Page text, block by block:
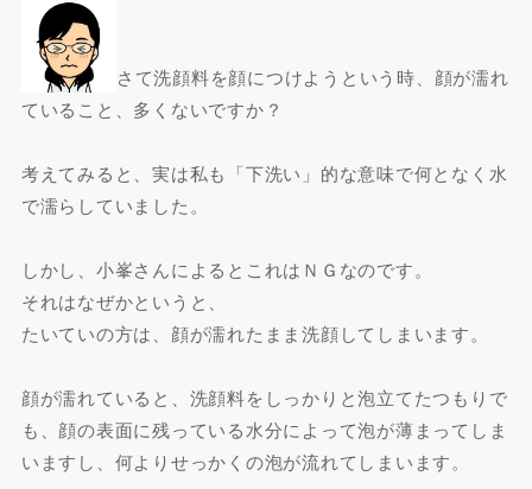
さて洗顔料を顔につけようという時、顔が濡れ
ていること、多くないですか？
考えてみると、実は私も「下洗い」的な意味で何となく水
で濡らしていました。
しかし、小峯さんによるとこれはＮＧなのです。
それはなぜかというと、
たいていの方は、顔が濡れたまま洗顔してしまいます。
顔が濡れていると、洗顔料をしっかりと泡立てたつもりで
も、顔の表面に残っている水分によって泡が薄まってしま
いますし、何よりせっかくの泡が流れてしまいます。